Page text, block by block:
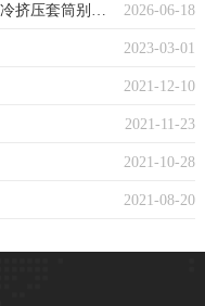
2026-06-18
2023-03-01
2021-12-10
2021-11-23
2021-10-28
2021-08-20